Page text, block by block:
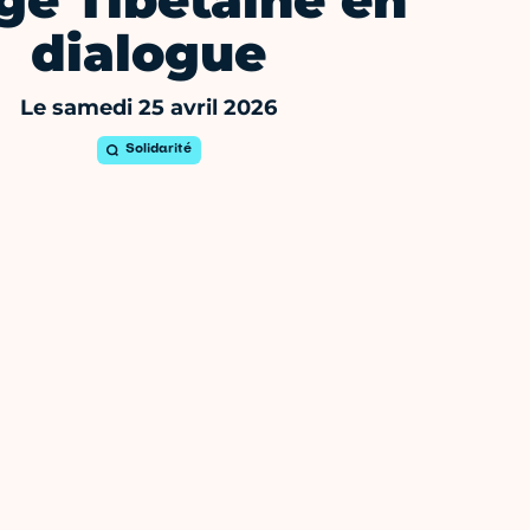
dialogue
Le samedi 25 avril 2026
Solidarité